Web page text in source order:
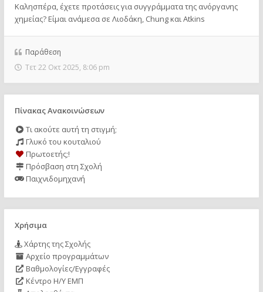
Καλησπέρα, έχετε προτάσεις για συγγράμματα της ανόργανης
χημείας? Είμαι ανάμεσα σε Λιοδάκη, Chung και Atkins
Παράθεση
Τετ 22 Οκτ 2025, 8:06 pm
Πίνακας Ανακοινώσεων
Τι ακούτε αυτή τη στιγμή;
Γλυκό του κουταλιού
Πρωτοετής;!
Πρόσβαση στη Σχολή
Παιχνιδομηχανή
Χρήσιμα
Χάρτης της Σχολής
Αρχείο προγραμμάτων
Βαθμολογίες/Εγγραφές
Κέντρο Η/Υ ΕΜΠ